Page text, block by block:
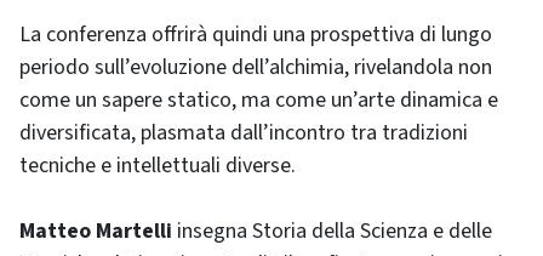
La conferenza offrirà quindi una prospettiva di lungo
periodo sull’evoluzione dell’alchimia, rivelandola non
come un sapere statico, ma come un’arte dinamica e
diversificata, plasmata dall’incontro tra tradizioni
tecniche e intellettuali diverse.
Matteo Martelli insegna Storia della Scienza e delle